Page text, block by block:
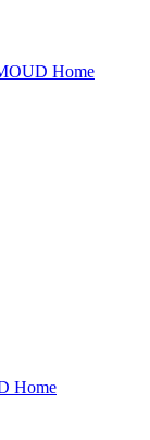
Home
Home